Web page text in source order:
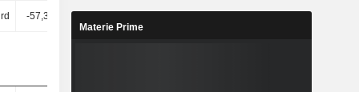
-57,37 Mrd
Materie Prime